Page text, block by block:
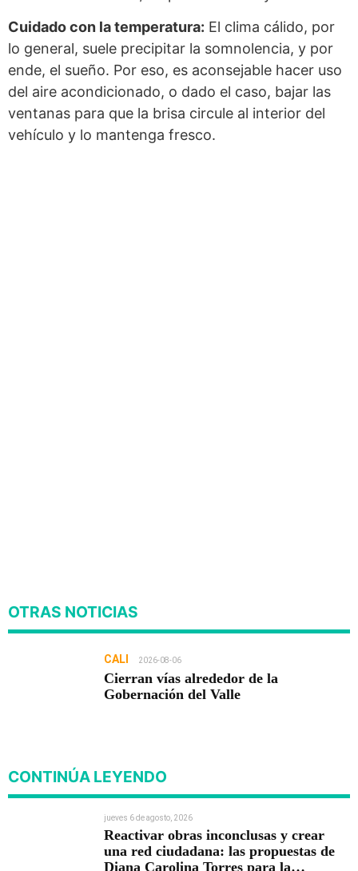
Cuidado con la temperatura: El clima cálido, por
lo general, suele precipitar la somnolencia, y por
ende, el sueño. Por eso, es aconsejable hacer uso
del aire acondicionado, o dado el caso, bajar las
ventanas para que la brisa circule al interior del
vehículo y lo mantenga fresco.
OTRAS NOTICIAS
CALI 2026-08-06
Cierran vías alrededor de la
Gobernación del Valle
CONTINÚA LEYENDO
jueves 6 de agosto, 2026
Reactivar obras inconclusas y crear
una red ciudadana: las propuestas de
Diana Carolina Torres para la